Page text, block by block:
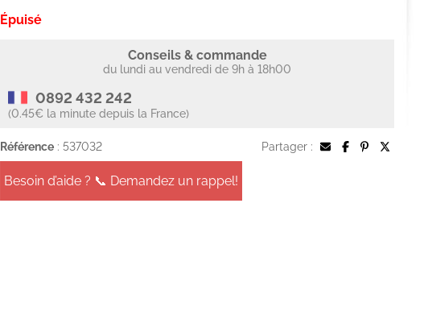
Épuisé
Conseils & commande
du lundi au vendredi de 9h à 18h00
0892 432 242
(0.45€ la minute depuis la France)
Référence : 537032 Partager :
Besoin d’aide ? 📞 Demandez un rappel!